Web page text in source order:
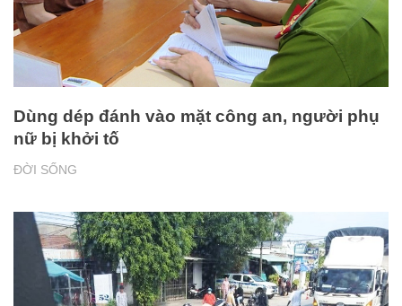
ĐỜI SỐNG
Dùng dép đánh vào mặt công an, người phụ
nữ bị khởi tố